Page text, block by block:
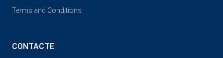
Terms and Conditions
CONTACTE